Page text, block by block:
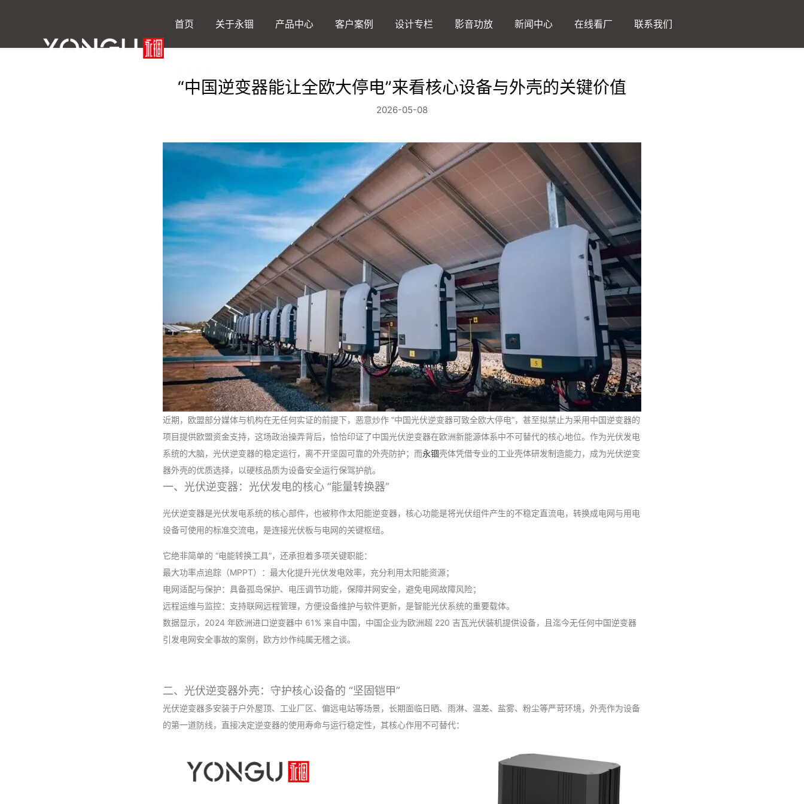
首页 关于永锢 产品中心 客户案例 设计专栏 影音功放 新闻中心 在线看厂 联系我们
“中国逆变器能让全欧大停电”来看核心设备与外壳的关键价值
2026-05-08
近期，欧盟部分媒体与机构在无任何实证的前提下，恶意炒作 “中国光伏逆变器可致全欧大停电”，甚至拟禁止为采用中国逆变器的
项目提供欧盟资金支持，这场政治操弄背后，恰恰印证了中国光伏逆变器在欧洲新能源体系中不可替代的核心地位。作为光伏发电
系统的大脑，光伏逆变器的稳定运行，离不开坚固可靠的外壳防护；而永锢壳体凭借专业的工业壳体研发制造能力，成为光伏逆变
器外壳的优质选择，以硬核品质为设备安全运行保驾护航。
一、光伏逆变器：光伏发电的核心 “能量转换器”
光伏逆变器是光伏发电系统的核心部件，也被称作太阳能逆变器，核心功能是将光伏组件产生的不稳定直流电，转换成电网与用电
设备可使用的标准交流电，是连接光伏板与电网的关键枢纽。
它绝非简单的 “电能转换工具”，还承担着多项关键职能：
最大功率点追踪（MPPT）：最大化提升光伏发电效率，充分利用太阳能资源；
电网适配与保护：具备孤岛保护、电压调节功能，保障并网安全，避免电网故障风险；
远程运维与监控：支持联网远程管理，方便设备维护与软件更新，是智能光伏系统的重要载体。
数据显示，2024 年欧洲进口逆变器中 61% 来自中国，中国企业为欧洲超 220 吉瓦光伏装机提供设备，且迄今无任何中国逆变器
引发电网安全事故的案例，欧方炒作纯属无稽之谈。
二、光伏逆变器外壳：守护核心设备的 “坚固铠甲”
光伏逆变器多安装于户外屋顶、工业厂区、偏远电站等场景，长期面临日晒、雨淋、温差、盐雾、粉尘等严苛环境，外壳作为设备
的第一道防线，直接决定逆变器的使用寿命与运行稳定性，其核心作用不可替代：